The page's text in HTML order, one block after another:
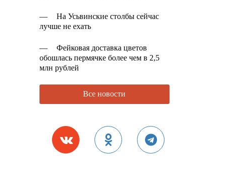
—
На Усьвинские столбы сейчас
лучше не ехать
—
Фейковая доставка цветов
обошлась пермячке более чем в 2,5
млн рублей
Все новости